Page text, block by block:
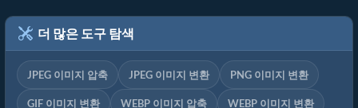
더 많은 도구 탐색
JPEG 이미지 압축 JPEG 이미지 변환 PNG 이미지 변환
GIF 이미지 변환 WEBP 이미지 압축 WEBP 이미지 변환